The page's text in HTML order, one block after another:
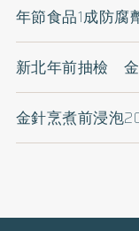
年節食品1成防
新北年前抽檢
金針烹煮前浸泡